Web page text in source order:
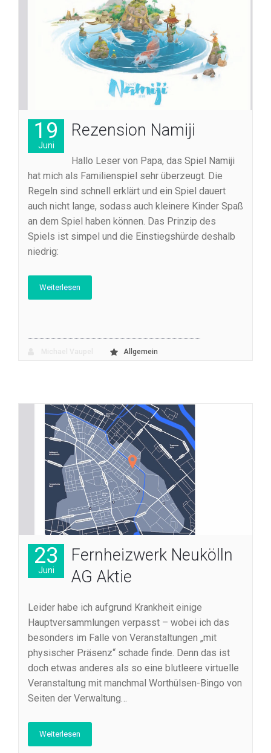
19
Juni
Rezension Namiji
Hallo Leser von Papa, das Spiel Namiji
hat mich als Familienspiel sehr überzeugt. Die
Regeln sind schnell erklärt und ein Spiel dauert
auch nicht lange, sodass auch kleinere Kinder Spaß
an dem Spiel haben können. Das Prinzip des
Spiels ist simpel und die Einstiegshürde deshalb
niedrig:
Weiterlesen
Allgemein
23
Juni
Fernheizwerk Neukölln
AG Aktie
Leider habe ich aufgrund Krankheit einige
Hauptversammlungen verpasst – wobei ich das
besonders im Falle von Veranstaltungen „mit
physischer Präsenz“ schade finde. Denn das ist
doch etwas anderes als so eine blutleere virtuelle
Veranstaltung mit manchmal Worthülsen-Bingo von
Seiten der Verwaltung…
Weiterlesen